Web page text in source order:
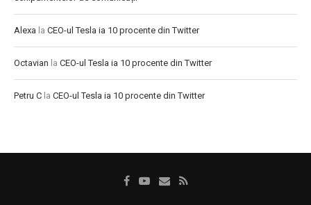
Alexa la CEO-ul Tesla ia 10 procente din Twitter
Octavian la CEO-ul Tesla ia 10 procente din Twitter
Petru C la CEO-ul Tesla ia 10 procente din Twitter